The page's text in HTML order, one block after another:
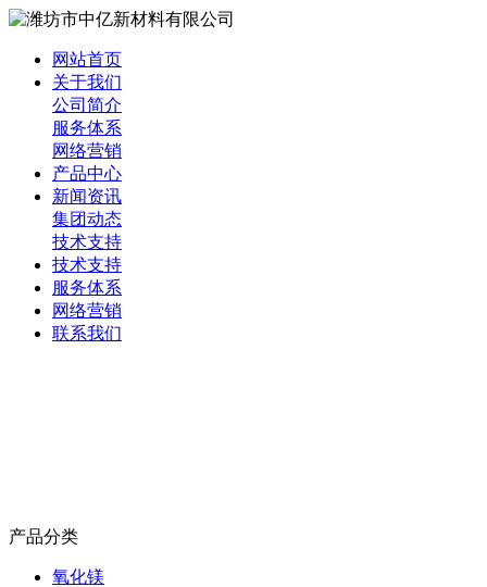
网站首页
关于我们
公司简介
服务体系
网络营销
产品中心
新闻资讯
集团动态
技术支持
技术支持
服务体系
网络营销
联系我们
产品分类
氧化镁